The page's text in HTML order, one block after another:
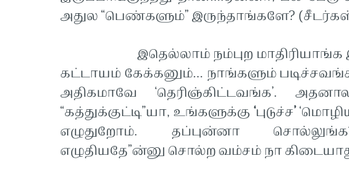
அதுல “பெண்களும்” இருந்தாங்களே?
இதெல்லாம் நம்புற மாதிரியாங்க
கட்டாயம் கேக்கனும்... நாங்களும்
அதிகமாவே ‘தெரிஞ்கிட்டவங்க’.
“கத்துக்குட்டி”யா, உங்களுக்கு ‘புடுச்ச’
எழுதுறோம். தப்புன்னா சொல்லுங்க?
எழுதியதே”ன்னு சொல்ற வம்சம் நா